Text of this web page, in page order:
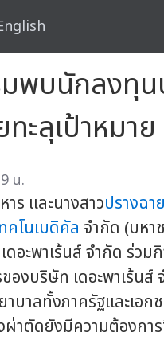
พบนักลงทุน
ะลุเป้าหมาย
น.
าร และนางสาวปรางฉา
คโนเมดิคัล จำกัด (มห
อะพาเร้นส์ จำกัด ร่วม
งบริษัท เดอะพาเร้นส์
บาลทั้งภาครัฐและเอ
าตัดยังมีความต้องกา